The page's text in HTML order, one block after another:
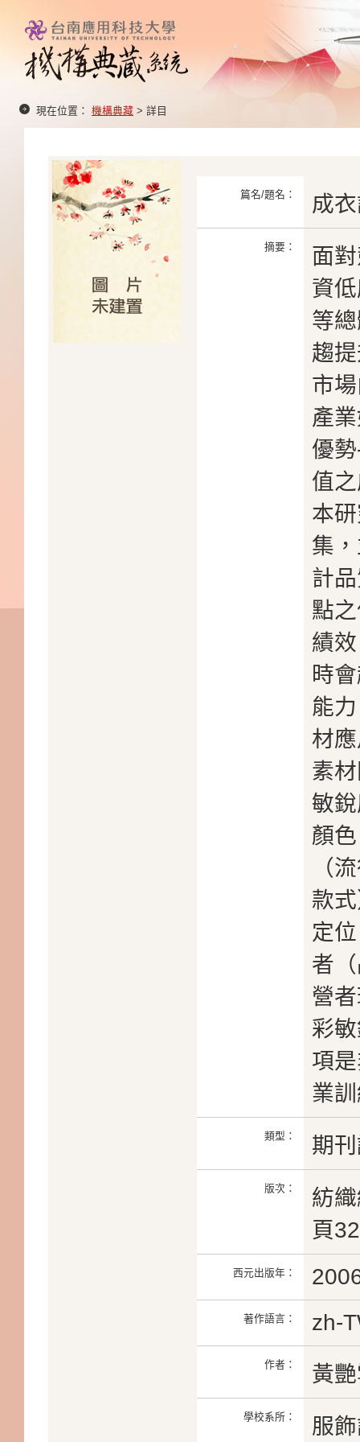
現在位置： 機構典藏 > 詳目
篇名/題名： 成
摘要：
面
資
等
趨
市
產
優
值
本
集
計
點
績
時
能
材
素
敏
顏
（
款
定
者
營
彩
項
業
類型： 期
版次：
紡
頁
西元出版年：
著作語言： zh-
作者： 黃
學校系所： 服